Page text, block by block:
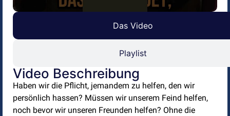
Das Video
Playlist
Video Beschreibung
Haben wir die Pflicht, jemandem zu helfen, den wir
persönlich hassen? Müssen wir unserem Feind helfen,
noch bevor wir unseren Freunden helfen? Ohne die